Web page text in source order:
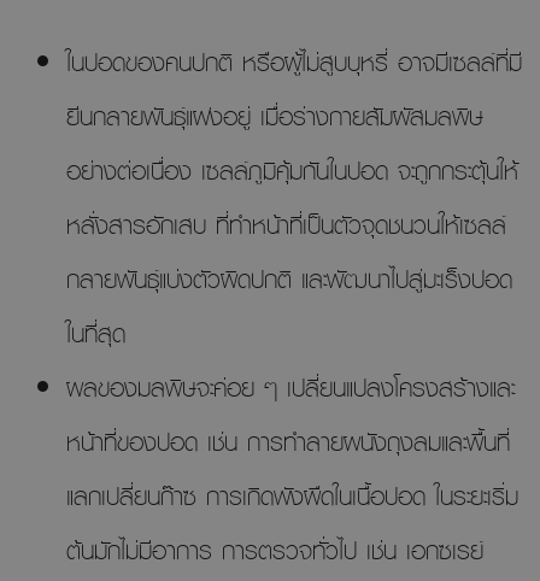
ในปอดของคนปกติ หรือผู้ไม่สูบบุหรี่ อาจมีเซลล์ที่มี
ยีนกลายพันธุ์แฝงอยู่ เมื่อร่างกายสัมผัสมลพิษ
อย่างต่อเนื่อง เซลล์ภูมิคุ้มกันในปอด จะถูกกระตุ้นให้
หลั่งสารอักเสบ ที่ทำหน้าที่เป็นตัวจุดชนวนให้เซลล์
กลายพันธุ์แบ่งตัวผิดปกติ และพัฒนาไปสู่มะเร็งปอด
ในที่สุด
ผลของมลพิษจะค่อย ๆ เปลี่ยนแปลงโครงสร้างและ
หน้าที่ของปอด เช่น การทำลายผนังถุงลมและพื้นที่
แลกเปลี่ยนก๊าซ การเกิดพังผืดในเนื้อปอด ในระยะเริ่ม
ต้นมักไม่มีอาการ การตรวจทั่วไป เช่น เอกซเรย์